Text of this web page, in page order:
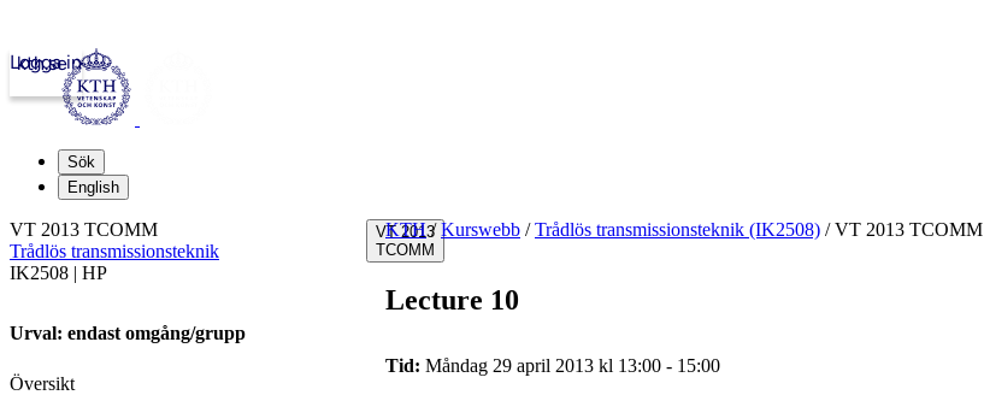
kth.se
Logga in
Sök
English
VT 2013
TCOMM
KTH / Kurswebb / Trådlös transmissionsteknik (IK2508) /VT 2013 TCOMM
Lecture 10
Tid: Måndag 29 april 2013 kl 13:00 - 15:00
VT 2013 TCOMM
Trådlös transmissionsteknik
IK2508 | HP
Urval: endast omgång/grupp
Översikt